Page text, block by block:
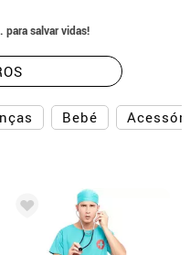
para salvar vidas!
Bebé